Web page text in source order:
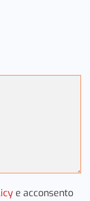
e acconsento